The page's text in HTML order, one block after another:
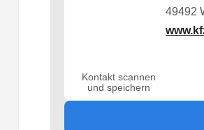
Kontakt scannen
und speichern
49492